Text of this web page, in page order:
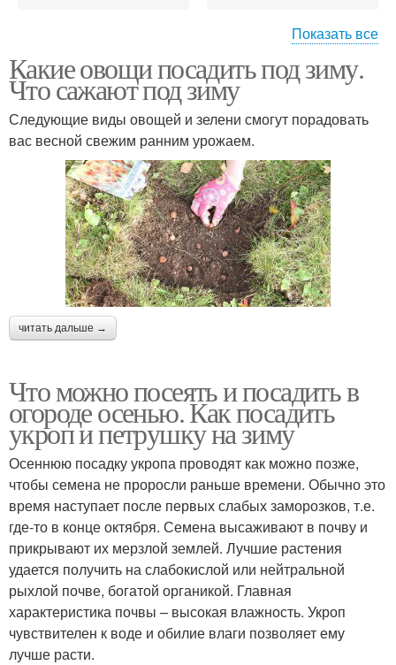
Культуры при посадке Культуры на огороде
Культуры в огороде Осенний огород
Работы на огороде Огород на даче
Огород к зиме Работы в огороде
Салат на огороде Цвета для посадки
Показать все
Какие овощи посадить под зиму.
Что сажают под зиму
Следующие виды овощей и зелени смогут порадовать
вас весной свежим ранним урожаем.
читать дальше →
Что можно посеять и посадить в
огороде осенью. Как посадить
укроп и петрушку на зиму
Осеннюю посадку укропа проводят как можно позже,
чтобы семена не проросли раньше времени. Обычно это
время наступает после первых слабых заморозков, т.е.
где-то в конце октября. Семена высаживают в почву и
прикрывают их мерзлой землей. Лучшие растения
удается получить на слабокислой или нейтральной
рыхлой почве, богатой органикой. Главная
характеристика почвы – высокая влажность. Укроп
чувствителен к воде и обилие влаги позволяет ему
лучше расти.